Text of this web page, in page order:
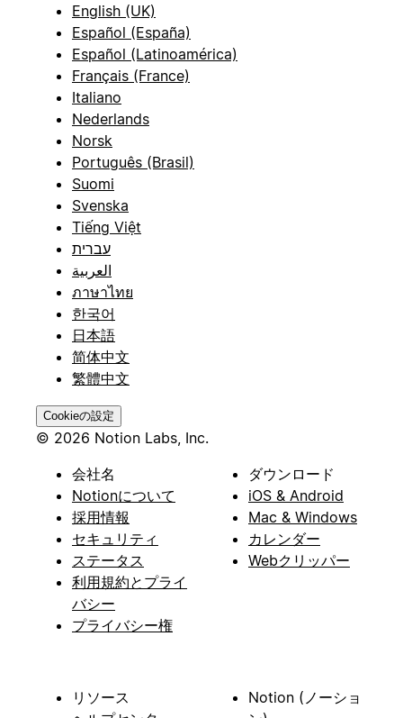
English (UK)
Español (España)
Español (Latinoamérica)
Français (France)
Italiano
Nederlands
Norsk
Português (Brasil)
Suomi
Svenska
Tiếng Việt
עברית
العربية
ภาษาไทย
한국어
日本語
简体中文
繁體中文
Cookieの設定
© 2026 Notion Labs, Inc.
会社名
Notionについて
採用情報
セキュリティ
ステータス
利用規約とプライ
バシー
プライバシー権
ダウンロード
iOS & Android
Mac & Windows
カレンダー
Webクリッパー
リソース
Notion (ノーショ